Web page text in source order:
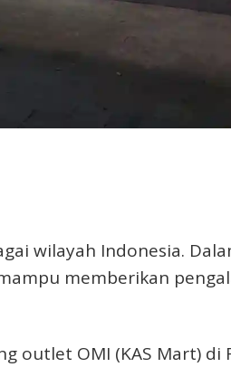
wilayah Indonesia.
memberikan
outlet OMI (KAS Mart) di